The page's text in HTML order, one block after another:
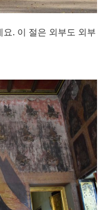
. 이 절은 외부도 외부